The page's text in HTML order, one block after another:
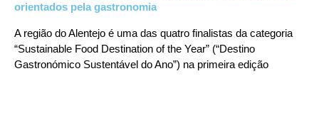
orientados pela gastronomia
A região do Alentejo é uma das quatro finalistas da categoria
“Sustainable Food Destination of the Year” (“Destino
Gastronómico Sustentável do Ano”) na primeira edição